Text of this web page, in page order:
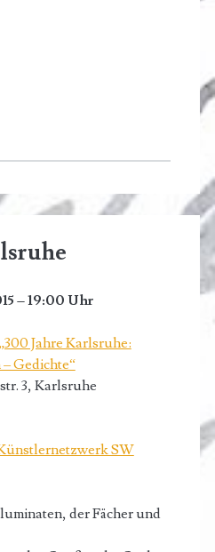
– 19:00 Uhr
„300 Jahre Karlsruhe:
Gedichte“
3, Karlsruhe
SW
der Fächer und